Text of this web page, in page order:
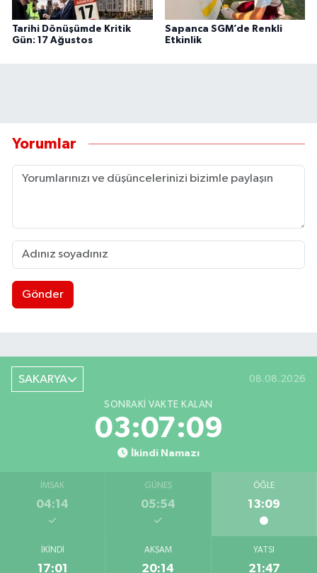
Tarihi Dönüşümde Kritik
Gün: 17 Ağustos
Sapanca SGM’de Renkli
Etkinlik
Yorumlar
Gönder
SAKARYA 08.08.2026
SONRAKI VAKTE KALAN
03:07:08
İkindi Namazı
İMSAK
04:14
GÜNEŞ
05:54
ÖĞLE
13:09
İKINDI
17:01
AKŞAM
20:14
YATSI
21:47